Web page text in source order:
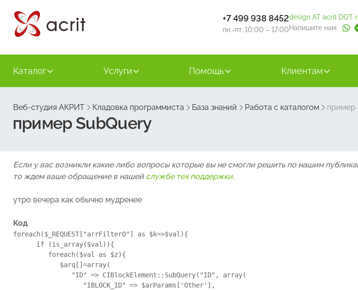
+7 499 938 8452
пн.-пт. 10:00 – 17:00
design AT acrit DOT
Напишите нам
Каталог Услуги Помощь Клиентам
Веб-студия АКРИТ Кладовка программиста База знаний Работа с каталогом пример
пример SubQuery
Если у вас возникли какие либо вопросы которые вы не смогли решить по нашим
то ждем ваше обращение в нашей службе тех поддержки.
утро вечера как обычно мудренее
Код
foreach($_REQUEST["arrFilterO"] as $k=>$val){
if (is_array($val)){
foreach($val as $z){
$arq[]=array(
"ID" => CIBlockElement::SubQuery("ID", array(
"IBLOCK_ID" => $arParams['Other'],